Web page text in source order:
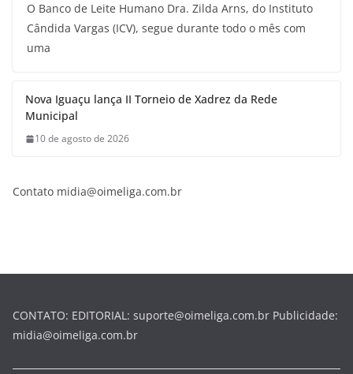
O Banco de Leite Humano Dra. Zilda Arns, do Instituto
Cândida Vargas (ICV), segue durante todo o mês com
uma
Nova Iguaçu lança II Torneio de Xadrez da Rede
Municipal
10 de agosto de 2026
Contato midia@oimeliga.com.br
CONTATO: EDITORIAL: suporte@oimeliga.com.br Publicidade:
midia@oimeliga.com.br